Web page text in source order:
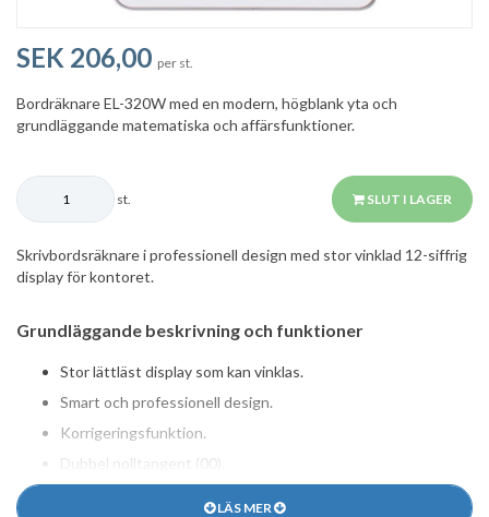
SEK 206,00 per st.
Bordräknare EL-320W med en modern, högblank yta och
grundläggande matematiska och affärsfunktioner.
st. SLUT I LAGER
Skrivbordsräknare i professionell design med stor vinklad 12-siffrig
display för kontoret.
Grundläggande beskrivning och funktioner
Stor lättläst display som kan vinklas.
Smart och professionell design.
Korrigeringsfunktion.
Dubbel nolltangent (00).
LÄS MER